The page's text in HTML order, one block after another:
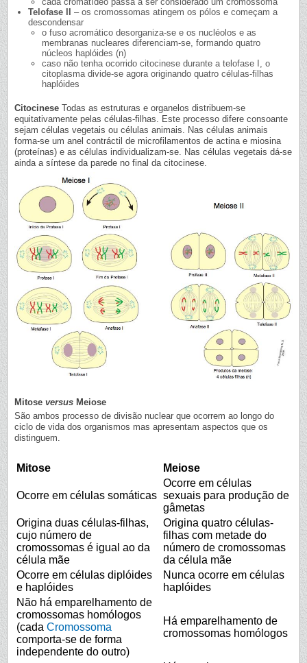
Telofase II
– os cromossomas atingem os pólos e começam a
descondensar
o fuso acromático desorganiza-se e os nucléolos e as
membranas nucleares diferenciam-se, formando quatro
núcleos haplóides (n)
caso não tenha ocorrido citocinese durante a telofase I, o
citoplasma divide-se agora originando quatro células-filhas
haplóides
Citocinese Todas as estruturas e organelos distribuem-se
equitativamente pelas células-filhas. Este processo difere consoante
sejam células vegetais ou células animais. Nas células animais
forma-se um anel contráctil de microfilamentos de actina e miosina
(proteínas) e as células individualizam-se. Nas células vegetais dá-se
ainda a síntese da parede no final da citocinese.
Mitose versus Meiose
São ambos processo de divisão nuclear que ocorrem ao longo do
ciclo de vida dos organismos mas apresentam aspectos que os
distinguem.
Mitose Meiose
Ocorre em células somáticas
Ocorre em células
sexuais para produção de
gâmetas
Origina duas células-filhas,
cujo número de
cromossomas é igual ao da
célula mãe
Origina quatro células-
filhas com metade do
número de cromossomas
da célula mãe
Ocorre em células diplóides
e haplóides
Nunca ocorre em células
haplóides
Não há emparelhamento de
cromossomas homólogos
(cada Cromossoma
comporta-se de forma
independente do outro)
Há emparelhamento de
cromossomas homólogos